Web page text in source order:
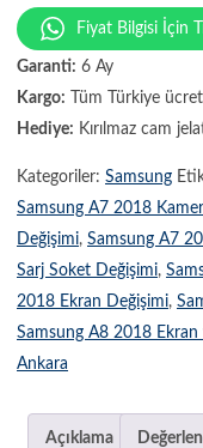
Fiyat Bilgisi İçin
Garanti: 6 Ay
Kargo: Tüm Türkiye
Hediye: Kırılmaz cam
Kategoriler: Samsung
Samsung A7 2018
Değişimi, Samsung A7
Sarj Soket Değişimi,
2018 Ekran Değişimi,
Samsung A8 2018 Ekran
Ankara
Açıklama